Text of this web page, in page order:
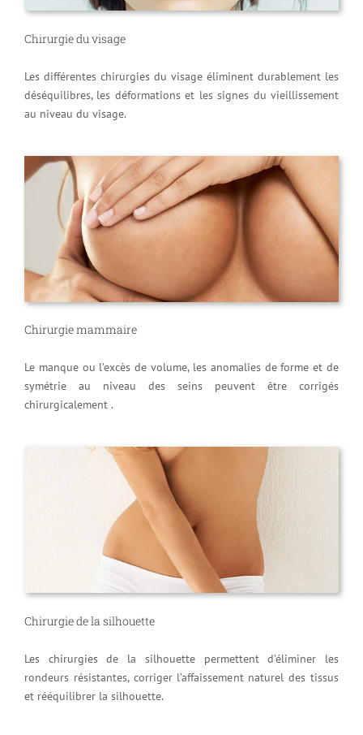
Chirurgie du visage
Les différentes chirurgies du visage éliminent durablement les
déséquilibres, les déformations et les signes du vieillissement
au niveau du visage.
Chirurgie mammaire
Le manque ou l’excès de volume, les anomalies de forme et de
symétrie au niveau des seins peuvent être corrigés
chirurgicalement .
Chirurgie de la silhouette
Les chirurgies de la silhouette permettent d’éliminer les
rondeurs résistantes, corriger l’affaissement naturel des tissus
et rééquilibrer la silhouette.